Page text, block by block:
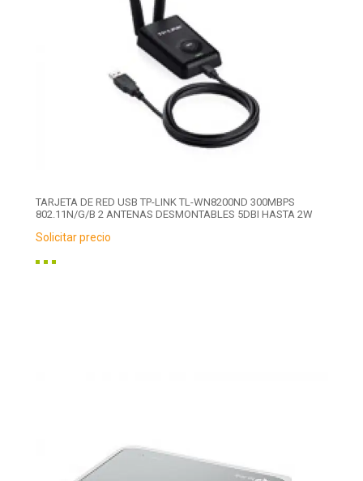
TARJETA DE RED USB TP-LINK TL-WN8200ND 300MBPS
802.11N/G/B 2 ANTENAS DESMONTABLES 5DBI HASTA 2W
Solicitar precio